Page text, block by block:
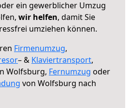
ein gewerblicher Umzug
wir helfen, damit Sie
umziehen können.
Firmenumzug,
– & Klaviertransport,
Wolfsburg, Fernumzug oder
von Wolfsburg nach